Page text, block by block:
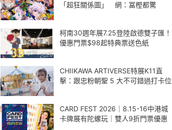
「超狂關係圖」 網：冨樫都驚
柯南30週年展7.25登陸啟德雙子匯！
優惠門票$98起特典票送色紙
CHIIKAWA ARTIVERSE特展K11直
擊：跟忠粉朝聖 5 大不可錯過打卡位
CARD FEST 2026｜8.15-16中港城
卡牌展有陀螺玩｜雙人9折門票優惠